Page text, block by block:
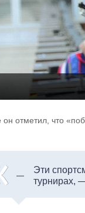
он отметил, что
Эти
турнирах,